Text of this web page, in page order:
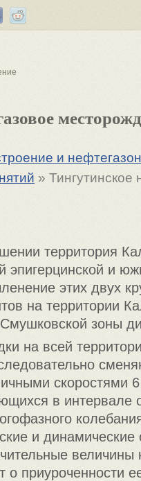
и
» Тингутинское
территория
эпигерцинской и
этих двух
на территории
зоны
на всей
скоростями
в интервале
и динамические
величины
о приуроченности